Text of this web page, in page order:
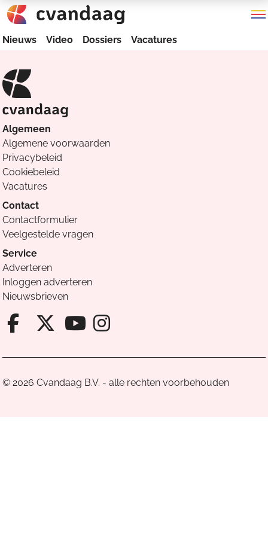
Nieuws Video Dossiers Vacatures
Algemeen
Algemene voorwaarden
Privacybeleid
Cookiebeleid
Vacatures
Contact
Contactformulier
Veelgestelde vragen
Service
Adverteren
Inloggen adverteren
Nieuwsbrieven
Facebook van Cvandaag
X van Cvandaag
Instagram van
© 2026 Cvandaag B.V. - alle rechten voorbehouden